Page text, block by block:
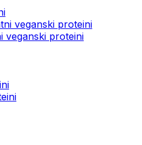
veganski proteini
veganski proteini